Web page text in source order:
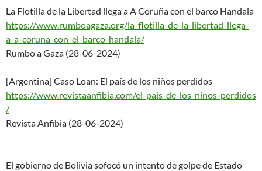
La Flotilla de la Libertad llega a A Coruña con el barco Handala
https://www.rumboagaza.org/la-flotilla-de-la-libertad-llega-
a-a-coruna-con-el-barco-handala/
Rumbo a Gaza (28-06-2024)
[Argentina] Caso Loan: El país de los niños perdidos
https://www.revistaanfibia.com/el-pais-de-los-ninos-perdidos
/
Revista Anfibia (28-06-2024)
El gobierno de Bolivia sofocó un intento de golpe de Estado